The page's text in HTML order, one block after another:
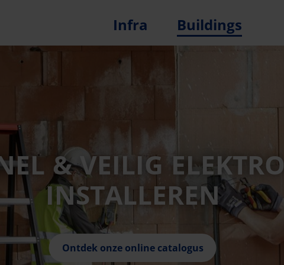
Infra Buildings
& VEILIG ELEKTRO
INSTALLEREN
Ontdek onze online catalogus